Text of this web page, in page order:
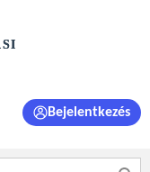
Bejelentkezés